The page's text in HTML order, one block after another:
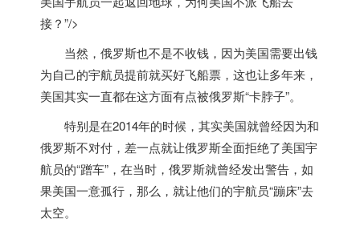
接？”/>
当然，俄罗斯也不是不收钱，因为美国需要出钱
为自己的宇航员提前就买好飞船票，这也让多年来，
美国其实一直都在这方面有点被俄罗斯“卡脖子”。
特别是在2014年的时候，其实美国就曾经因为和
俄罗斯不对付，差一点就让俄罗斯全面拒绝了美国宇
航员的“蹭车”，在当时，俄罗斯就曾经发出警告，如
果美国一意孤行，那么，就让他们的宇航员“蹦床”去
太空。